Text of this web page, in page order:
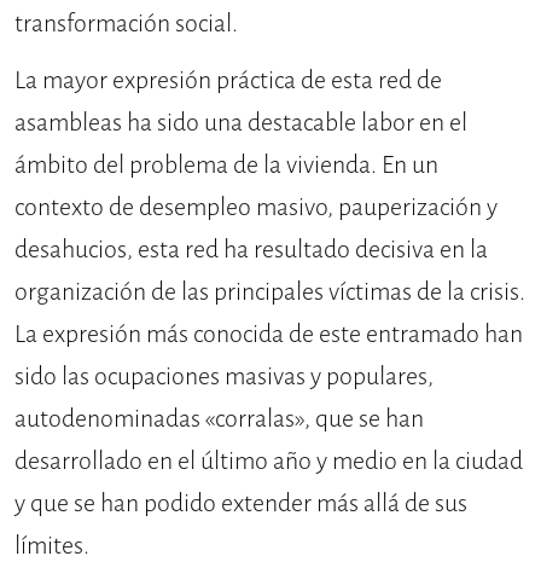
transformación social.
La mayor expresión práctica de esta red de
asambleas ha sido una destacable labor en el
ámbito del problema de la vivienda. En un
contexto de desempleo masivo, pauperización y
desahucios, esta red ha resultado decisiva en la
organización de las principales víctimas de la crisis.
La expresión más conocida de este entramado han
sido las ocupaciones masivas y populares,
autodenominadas «corralas», que se han
desarrollado en el último año y medio en la ciudad
y que se han podido extender más allá de sus
límites.